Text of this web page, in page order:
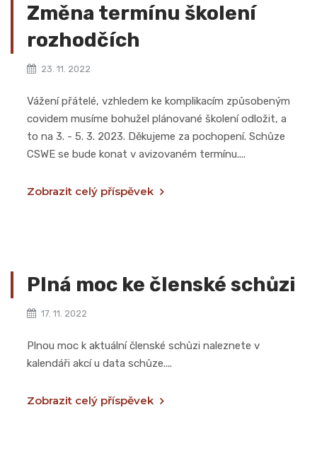
Změna termínu školení
rozhodčích
23. 11. 2022
Vážení přátelé, vzhledem ke komplikacím způsobeným
covidem musíme bohužel plánované školení odložit, a
to na 3. - 5. 3. 2023. Děkujeme za pochopení. Schůze
CSWE se bude konat v avizovaném termínu....
Zobrazit celý příspěvek
Plná moc ke členské schůzi
17. 11. 2022
Plnou moc k aktuální členské schůzi naleznete v
kalendáři akcí u data schůze....
Zobrazit celý příspěvek